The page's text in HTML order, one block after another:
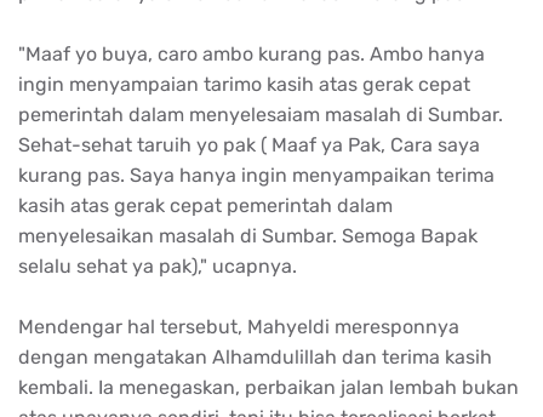
"Maaf yo buya, caro ambo kurang pas. Ambo hanya
ingin menyampaian tarimo kasih atas gerak cepat
pemerintah dalam menyelesaiam masalah di Sumbar.
Sehat-sehat taruih yo pak ( Maaf ya Pak, Cara saya
kurang pas. Saya hanya ingin menyampaikan terima
kasih atas gerak cepat pemerintah dalam
menyelesaikan masalah di Sumbar. Semoga Bapak
selalu sehat ya pak)," ucapnya.
Mendengar hal tersebut, Mahyeldi meresponnya
dengan mengatakan Alhamdulillah dan terima kasih
kembali. Ia menegaskan, perbaikan jalan lembah bukan